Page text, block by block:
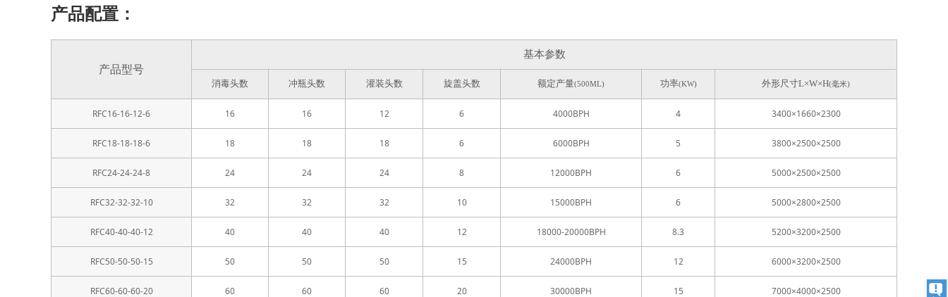
产品配置：
产品型号
基本参数
消毒头数 冲瓶头数 灌装头数 旋盖头数 额定产量(500ML) 功率(KW) 外形尺寸L×W×H(毫米)
RFC16-16-12-6 16 16 12 6 4000BPH 4 3400×1660×2300
RFC18-18-18-6 18 18 18 6 6000BPH 5 3800×2500×2500
RFC24-24-24-8 24 24 24 8 12000BPH 6 5000×2500×2500
RFC32-32-32-10 32 32 32 10 15000BPH 6 5000×2800×2500
RFC40-40-40-12 40 40 40 12 18000-20000BPH 8.3 5200×3200×2500
RFC50-50-50-15 50 50 50 15 24000BPH 12 6000×3200×2500
RFC60-60-60-20 60 60 60 20 30000BPH 15 7000×4000×2500